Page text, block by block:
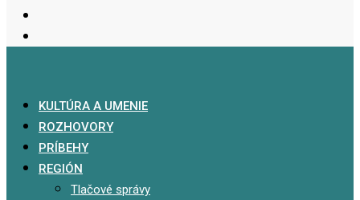
KULTÚRA A UMENIE
ROZHOVORY
PRÍBEHY
REGIÓN
Tlačové správy